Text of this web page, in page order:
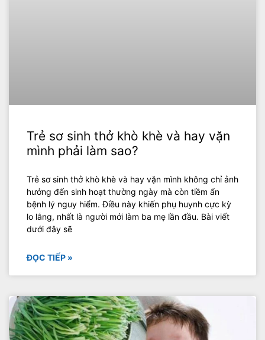
Trẻ sơ sinh thở khò khè và hay vặn
mình phải làm sao?
Trẻ sơ sinh thở khò khè và hay vặn mình không chỉ ảnh
hưởng đến sinh hoạt thường ngày mà còn tiềm ẩn
bệnh lý nguy hiểm. Điều này khiến phụ huynh cực kỳ
lo lắng, nhất là người mới làm ba mẹ lần đầu. Bài viết
dưới đây sẽ
ĐỌC TIẾP »